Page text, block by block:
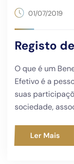
01/07/2019
Registo
O que é um
Efetivo é a
suas
sociedade,
Ler Mais